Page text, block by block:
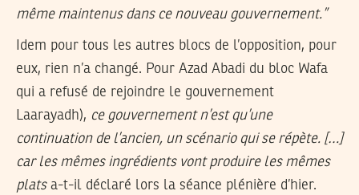
même maintenus dans ce nouveau gouvernement.”
Idem pour tous les autres blocs de l’opposition, pour
eux, rien n’a changé. Pour Azad Abadi du bloc Wafa
qui a refusé de rejoindre le gouvernement
Laarayadh), ce gouvernement n’est qu’une
continuation de l’ancien, un scénario qui se répète. […]
car les mêmes ingrédients vont produire les mêmes
platsa-t-il déclaré lors la séance plénière d’hier.